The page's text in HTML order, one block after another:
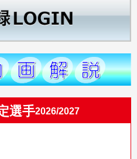
選手2026/2027